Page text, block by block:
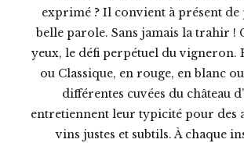
exprimé ? Il convient à présent de
belle parole. Sans jamais la trahir !
yeux, le défi perpétuel du vigneron.
ou Classique, en rouge, en blanc
différentes cuvées du château
entretiennent leur typicité pour des
vins justes et subtils. À chaque